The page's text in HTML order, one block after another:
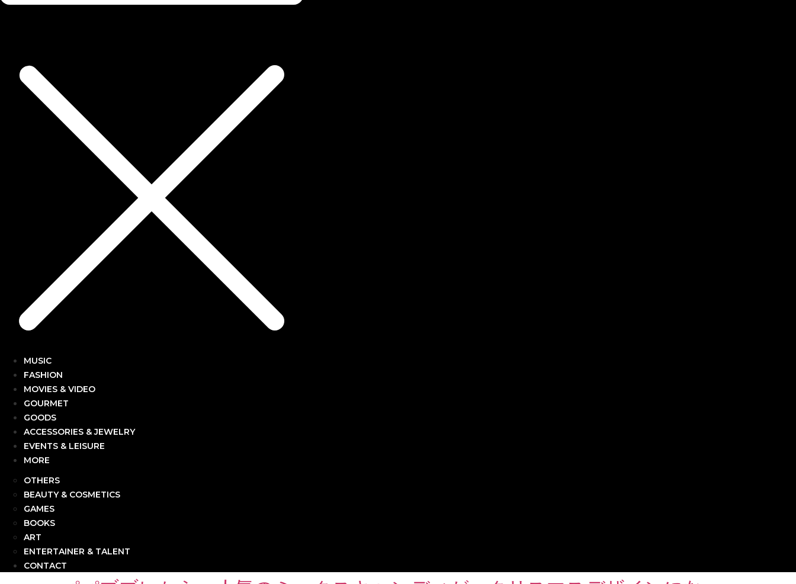
MUSIC
FASHION
MOVIES & VIDEO
GOURMET
GOODS
ACCESSORIES & JEWELRY
EVENTS & LEISURE
MORE
OTHERS
BEAUTY & COSMETICS
GAMES
BOOKS
ART
ENTERTAINER & TALENT
CONTACT